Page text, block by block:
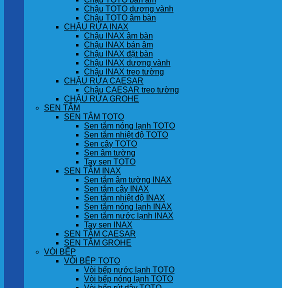
Chậu TOTO dương vành
Chậu TOTO âm bàn
CHẬU RỬA INAX
Chậu INAX âm bàn
Chậu INAX bán âm
Chậu INAX đặt bàn
Chậu INAX dương vành
Chậu INAX treo tường
CHẬU RỬA CAESAR
Chậu CAESAR treo tường
CHẬU RỬA GROHE
SEN TẮM
SEN TẮM TOTO
Sen tắm nóng lạnh TOTO
Sen tắm nhiệt độ TOTO
Sen cây TOTO
Sen âm tường
Tay sen TOTO
SEN TẮM INAX
Sen tắm âm tường INAX
Sen tắm cây INAX
Sen tắm nhiệt độ INAX
Sen tắm nóng lạnh INAX
Sen tắm nước lạnh INAX
Tay sen INAX
SEN TẮM CAESAR
SEN TẮM GROHE
VÒI BẾP
VÒI BẾP TOTO
Vòi bếp nước lạnh TOTO
Vòi bếp nóng lạnh TOTO